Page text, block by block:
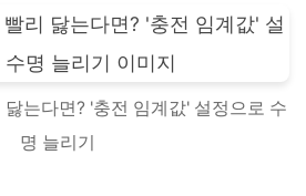
는다면? '충전 임계값' 설정으로 수
명 늘리기